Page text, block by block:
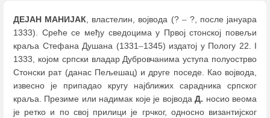
ДЕЈАН МАНИЈАК, властелин, војвода (? –?, после јануара
1333). Среће се међу сведоцима у Првој стонској повељи
краља Стефана Душана (1331–1345) издатој у Пологу 22. I
1333, којом српски владар Дубровчанима уступа полуострво
Стонски рат (данас Пељешац) и друге поседе. Као војвода,
извесно је припадао кругу најближих сарадника српског
краља. Презиме или надимак које је војводаД. носио веома
је ретко и по свој прилици је грчког, односно византијског